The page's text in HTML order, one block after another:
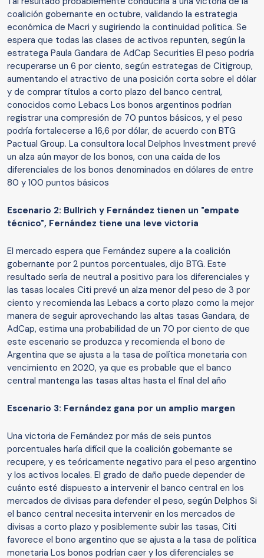
coalición gobernante en octubre, validando la estrategia
económica de Macri y sugiriendo la continuidad política. Se
espera que todas las clases de activos repunten, según la
estratega Paula Gandara de AdCap Securities El peso podría
recuperarse un 6 por ciento, según estrategas de Citigroup,
aumentando el atractivo de una posición corta sobre el dólar
y de comprar títulos a corto plazo del banco central,
conocidos como Lebacs Los bonos argentinos podrían
registrar una compresión de 70 puntos básicos, y el peso
podría fortalecerse a 16,6 por dólar, de acuerdo con BTG
Pactual Group. La consultora local Delphos Investment prevé
un alza aún mayor de los bonos, con una caída de los
diferenciales de los bonos denominados en dólares de entre
80 y 100 puntos básicos
Escenario 2: Bullrich y Fernández tienen un "empate
técnico", Fernández tiene una leve victoria
El mercado espera que Fernández supere a la coalición
gobernante por 2 puntos porcentuales, dijo BTG. Este
resultado sería de neutral a positivo para los diferenciales y
las tasas locales Citi prevé un alza menor del peso de 3 por
ciento y recomienda las Lebacs a corto plazo como la mejor
manera de seguir aprovechando las altas tasas Gandara, de
AdCap, estima una probabilidad de un 70 por ciento de que
este escenario se produzca y recomienda el bono de
Argentina que se ajusta a la tasa de política monetaria con
vencimiento en 2020, ya que es probable que el banco
central mantenga las tasas altas hasta el final del año
Escenario 3: Fernández gana por un amplio margen
Una victoria de Fernández por más de seis puntos
porcentuales haría difícil que la coalición gobernante se
recupere, y es teóricamente negativo para el peso argentino
y los activos locales. El grado de daño puede depender de
cuánto esté dispuesto a intervenir el banco central en los
mercados de divisas para defender el peso, según Delphos Si
el banco central necesita intervenir en los mercados de
divisas a corto plazo y posiblemente subir las tasas, Citi
favorece el bono argentino que se ajusta a la tasa de política
monetaria Los bonos podrían caer y los diferenciales se